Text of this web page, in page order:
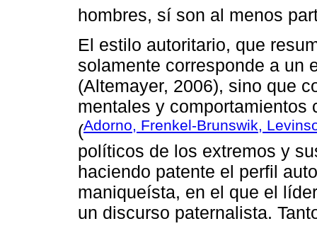
hombres, sí son al menos
El estilo autoritario, que
solamente corresponde a un
(Altemayer, 2006), sino que
mentales y
(Adorno, Frenkel-Brunswik,
políticos de los extremos y
haciendo patente el perfil
maniqueísta, en el que el
un discurso paternalista.